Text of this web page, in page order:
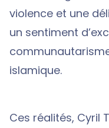
violence et une
un sentiment
islamique.
Ces réalités, Cyril